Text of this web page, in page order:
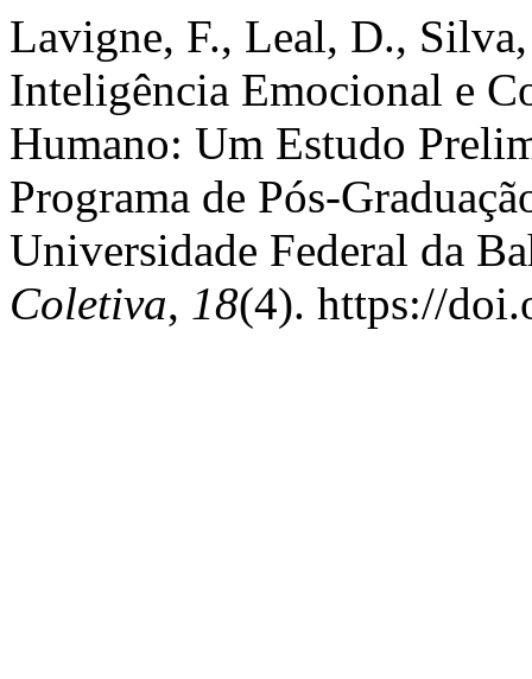
Lavigne, F., Leal, D.,
Inteligência Emocional e
Humano: Um Estudo
Programa de Pós-
Universidade Federal da
Coletiva, 18(4). https://